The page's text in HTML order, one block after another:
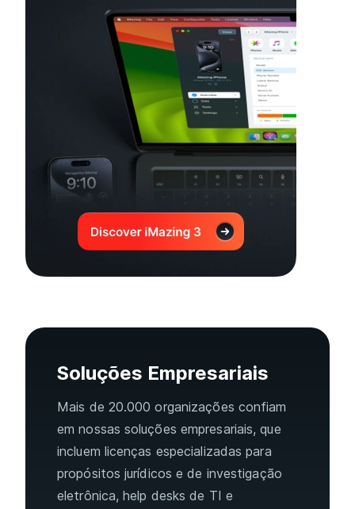
Soluções Empresariais
Mais de 20.000 organizações confiam
em nossas soluções empresariais, que
incluem licenças especializadas para
propósitos jurídicos e de investigação
eletrônica, help desks de TI e